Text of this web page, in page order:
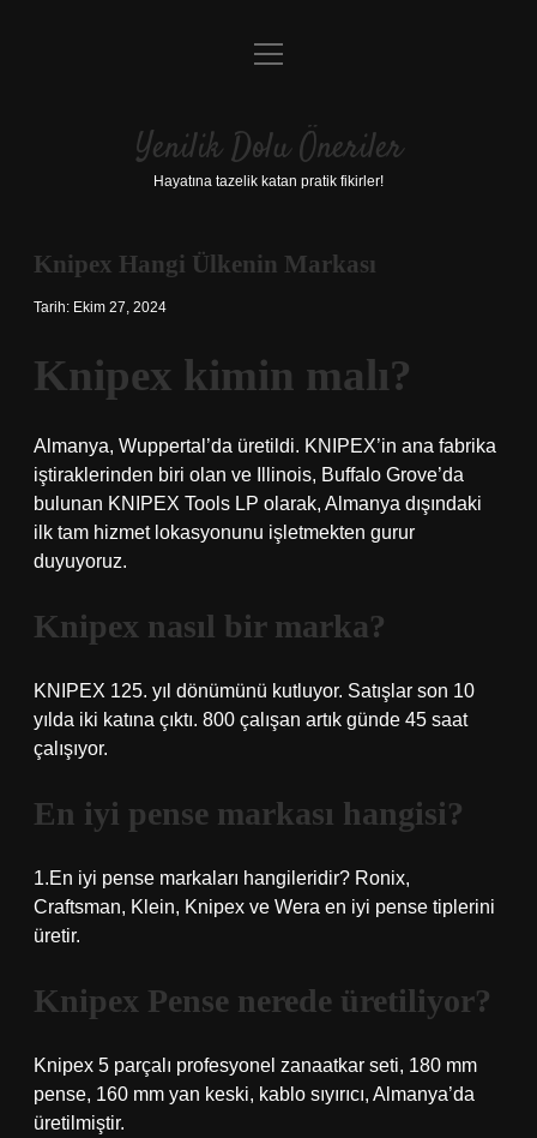
Anasayfa
Yasal Uyarı
menüyü
Yenilik Dolu Öneriler
Hayatına tazelik katan pratik fikirler!
Knipex Hangi Ülkenin Markası
Tarih: Ekim 27, 2024
Knipex kimin malı?
Almanya, Wuppertal’da üretildi. KNIPEX’in ana fabrika
iştiraklerinden biri olan ve Illinois, Buffalo Grove’da
bulunan KNIPEX Tools LP olarak, Almanya dışındaki
ilk tam hizmet lokasyonunu işletmekten gurur
duyuyoruz.
Knipex nasıl bir marka?
KNIPEX 125. yıl dönümünü kutluyor. Satışlar son 10
yılda iki katına çıktı. 800 çalışan artık günde 45 saat
çalışıyor.
En iyi pense markası hangisi?
1.En iyi pense markaları hangileridir? Ronix,
Craftsman, Klein, Knipex ve Wera en iyi pense tiplerini
üretir.
Knipex Pense nerede üretiliyor?
Knipex 5 parçalı profesyonel zanaatkar seti, 180 mm
pense, 160 mm yan keski, kablo sıyırıcı, Almanya’da
üretilmiştir.